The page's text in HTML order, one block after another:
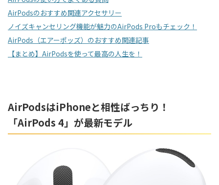
AirPodsのおすすめ関連アクセサリー
ノイズキャンセリング機能が魅力のAirPods Proもチェック！
AirPods（エアーポッズ）のおすすめ関連記事
【まとめ】AirPodsを使って最高の人生を！
AirPodsはiPhoneと相性ばっちり！
「AirPods 4」が最新モデル